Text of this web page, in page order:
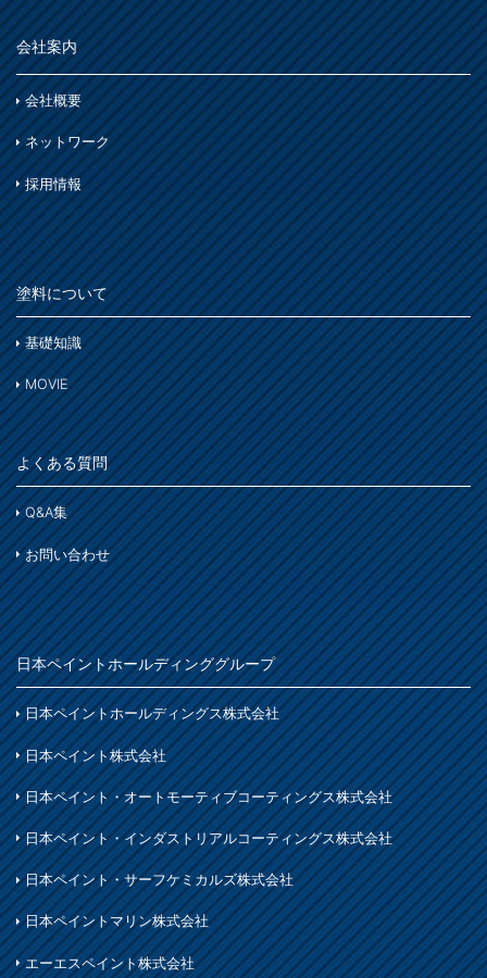
会社案内
会社概要
ネットワーク
採用情報
塗料について
基礎知識
MOVIE
よくある質問
Q&A集
お問い合わせ
日本ペイントホールディンググループ
日本ペイントホールディングス株式会社
日本ペイント株式会社
日本ペイント・オートモーティブコーティングス株式会社
日本ペイント・インダストリアルコーティングス株式会社
日本ペイント・サーフケミカルズ株式会社
日本ペイントマリン株式会社
エーエスペイント株式会社